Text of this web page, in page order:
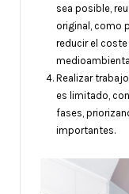
sea posible,
original, como
reducir el
Realizar
es limitado,
fases,
importantes.